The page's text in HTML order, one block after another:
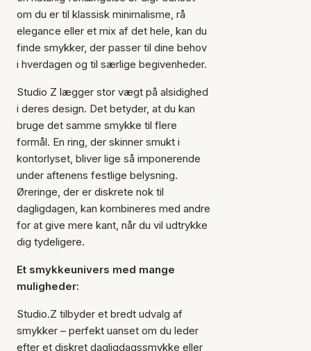
om du er til klassisk minimalisme, rå
elegance eller et mix af det hele, kan du
finde smykker, der passer til dine behov
i hverdagen og til særlige begivenheder.
Studio Z lægger stor vægt på alsidighed
i deres design. Det betyder, at du kan
bruge det samme smykke til flere
formål. En ring, der skinner smukt i
kontorlyset, bliver lige så imponerende
under aftenens festlige belysning.
Øreringe, der er diskrete nok til
dagligdagen, kan kombineres med andre
for at give mere kant, når du vil udtrykke
dig tydeligere.
Et smykkeunivers med mange
muligheder:
Studio.Z tilbyder et bredt udvalg af
smykker – perfekt uanset om du leder
efter et diskret dagligdagssmykke eller